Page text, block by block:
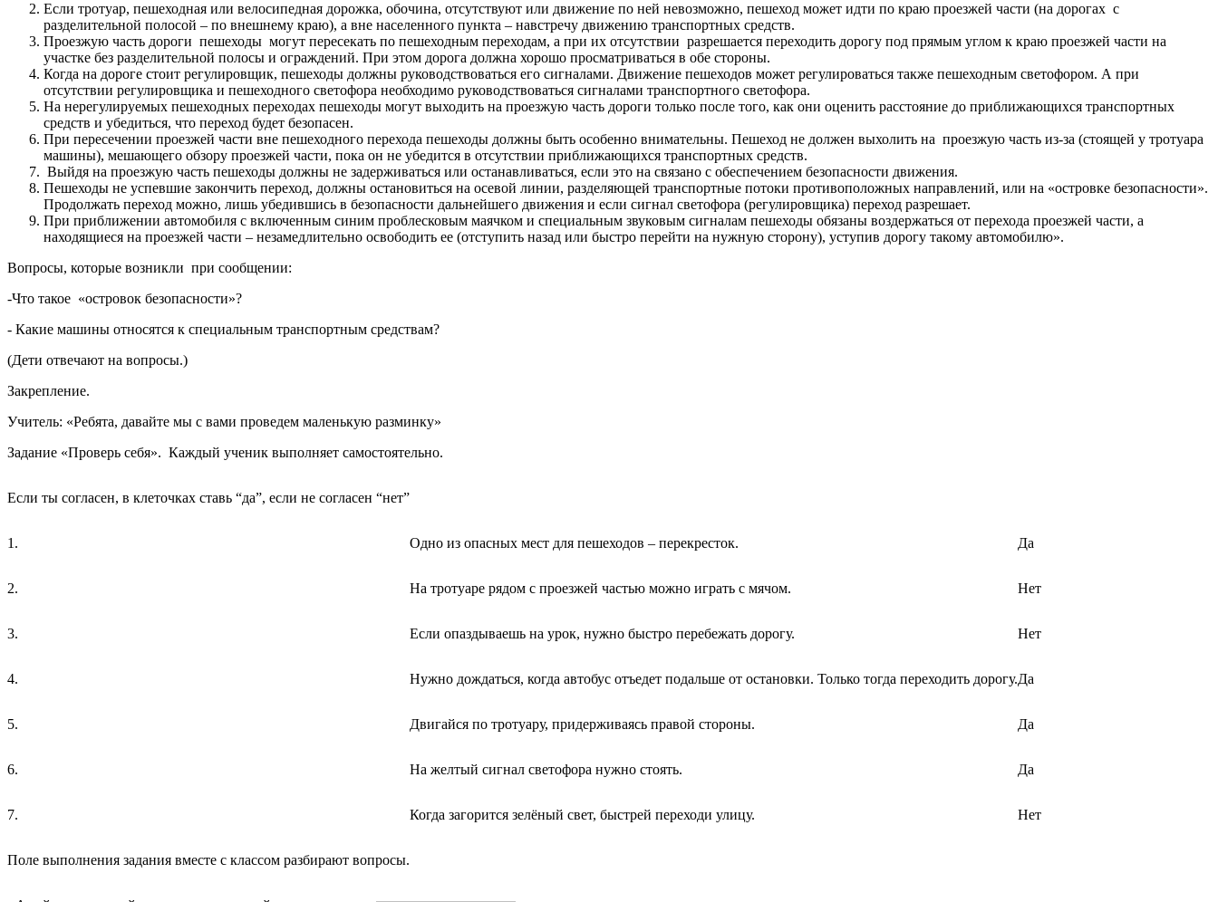
Если тротуар, пешеходная или велосипедная дорожка, обочина, отсутствуют или движение по ней невозможно, пешеход может идти по краю проезжей части (на дорогах с
разделительной полосой – по внешнему краю), а вне населенного пункта – навстречу движению транспортных средств.
Проезжую часть дороги пешеходы могут пересекать по пешеходным переходам, а при их отсутствии разрешается переходить дорогу под прямым углом к краю проезжей части на
участке без разделительной полосы и ограждений. При этом дорога должна хорошо просматриваться в обе стороны.
Когда на дороге стоит регулировщик, пешеходы должны руководствоваться его сигналами. Движение пешеходов может регулироваться также пешеходным светофором. А при
отсутствии регулировщика и пешеходного светофора необходимо руководствоваться сигналами транспортного светофора.
На нерегулируемых пешеходных переходах пешеходы могут выходить на проезжую часть дороги только после того, как они оценить расстояние до приближающихся транспортных
средств и убедиться, что переход будет безопасен.
При пересечении проезжей части вне пешеходного перехода пешеходы должны быть особенно внимательны. Пешеход не должен выхолить на проезжую часть из-за (стоящей у тротуара
машины), мешающего обзору проезжей части, пока он не убедится в отсутствии приближающихся транспортных средств.
Выйдя на проезжую часть пешеходы должны не задерживаться или останавливаться, если это на связано с обеспечением безопасности движения.
Пешеходы не успевшие закончить переход, должны остановиться на осевой линии, разделяющей транспортные потоки противоположных направлений, или на «островке безопасности».
Продолжать переход можно, лишь убедившись в безопасности дальнейшего движения и если сигнал светофора (регулировщика) переход разрешает.
При приближении автомобиля с включенным синим проблесковым маячком и специальным звуковым сигналам пешеходы обязаны воздержаться от перехода проезжей части, а
находящиеся на проезжей части – незамедлительно освободить ее (отступить назад или быстро перейти на нужную сторону), уступив дорогу такому автомобилю».
Вопросы, которые возникли при сообщении:
-Что такое «островок безопасности»?
- Какие машины относятся к специальным транспортным средствам?
(Дети отвечают на вопросы.)
Закрепление.
Учитель: «Ребята, давайте мы с вами проведем маленькую разминку»
Задание «Проверь себя». Каждый ученик выполняет самостоятельно.
Если ты согласен, в клеточках ставь “да”, если не согласен “нет”
1. Одно из опасных мест для пешеходов – перекресток. Да
2. На тротуаре рядом с проезжей частью можно играть с мячом. Нет
3. Если опаздываешь на урок, нужно быстро перебежать дорогу. Нет
4. Нужно дождаться, когда автобус отъедет подальше от остановки. Только тогда переходить дорогу.Да
5. Двигайся по тротуару, придерживаясь правой стороны. Да
6. На желтый сигнал светофора нужно стоять. Да
7. Когда загорится зелёный свет, быстрей переходи улицу. Нет
Поле выполнения задания вместе с классом разбирают вопросы.